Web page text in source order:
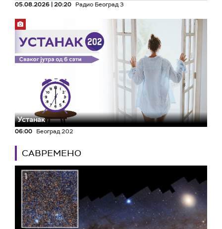
05.08.2026 | 20:20 Радио Београд 3
Устанак
06:00 Београд 202
САВРЕМЕНО